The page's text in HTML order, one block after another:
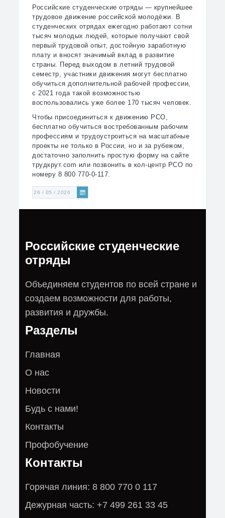
Российские студенческие отряды — крупнейшее
трудовое движение российской молодёжи. В
студенческих отрядах ежегодно работают сотни
тысяч молодых людей, которые получают свой
первый трудовой опыт, достойную заработную
плату и вносят значимый вклад в развитие
страны. Перед выходом в летний трудовой
семестр, участники движения могут бесплатно
обучиться дополнительной рабочей профессии,
с 2021 года такой возможностью
воспользовались уже более 170 тысяч человек.
Чтобы присоединиться к движению РСО,
бесплатно обучиться востребованным рабочим
профессиям и трудоустроиться на масштабные
проекты не только в России, но и за рубежом,
достаточно заполнить простую форму на сайте
трудкрут.com или позвонить в кол-центр РСО по
номеру 8 800 770-0-117.
26 / 05 / 2026
Российские студенческие
отряды
Объединяем студентов по всей стране и
создаем возможности для работы,
развития и дружбы.
Разделы
Главная
О нас
Новости
Будь с нами!
Контакты
Профобучение
Контакты
Горячая линия: 8 800 770 0 117
Дежурная часть: +7 499 261 33 45